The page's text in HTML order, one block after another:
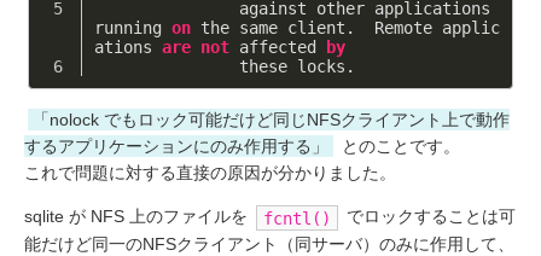
running on the same client.  Remote applic
ations are not affected
by
               these locks.
「nolock でもロック可能だけど同じNFSクライアント上で動作
するアプリケーションにのみ作用する」
とのことです。
これで問題に対する直接の原因が分かりました。
sqlite が NFS 上のファイルを fcntl()
でロックすることは可
能だけど同一のNFSクライアント（同サーバ）のみに作用して、